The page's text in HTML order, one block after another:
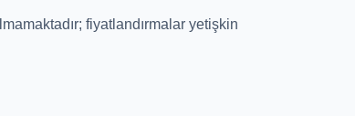
fiyatlandırmalar yetişkin